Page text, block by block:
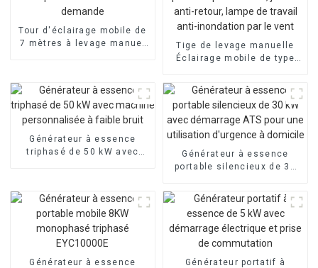
Tour d'éclairage mobile de
7 mètres à levage manuel
Tige de levage manuelle
Éclairage mobile de type
jambe anti-retour, lampe de
travail anti-inondation par
le vent
Générateur à essence
triphasé de 50 kW avec
Générateur à essence
portable silencieux de 30
pour une utilisation
d'urgence à domicile
Générateur à essence
Générateur portatif à